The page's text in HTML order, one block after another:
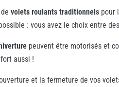
devolets roulants traditionnels pour
: vous avez le choix entre
peuvent être motorisés et
aussi !
et la fermeture de vos